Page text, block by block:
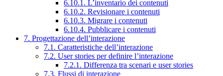
6.10.1. L’inventario dei contenuti
6.10.2. Revisionare i contenuti
6.10.3. Migrare i contenuti
6.10.4. Pubblicare i contenuti
7. Progettazione dell’interazione
7.1. Caratteristiche dell’interazione
7.2. User stories per definire l’interazione
7.2.1. Differenza tra scenari e user stories
7.3. Flussi di interazione